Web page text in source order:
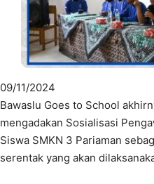
09/11/2024
Bawaslu Goes to School
mengadakan Sosialisasi
Siswa SMKN 3 Pariaman
serentak yang akan